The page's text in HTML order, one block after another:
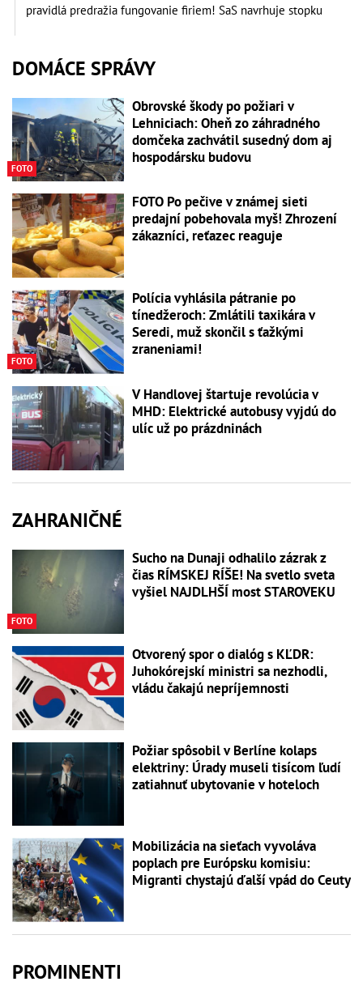
pravidlá predražia fungovanie firiem! SaS navrhuje stopku
DOMÁCE SPRÁVY
FOTO
Obrovské škody po požiari v
Lehniciach: Oheň zo záhradného
domčeka zachvátil susedný dom aj
hospodársku budovu
FOTO Po pečive v známej sieti
predajní pobehovala myš! Zhrození
zákazníci, reťazec reaguje
FOTO
Polícia vyhlásila pátranie po
tínedžeroch: Zmlátili taxikára v
Seredi, muž skončil s ťažkými
zraneniami!
V Handlovej štartuje revolúcia v
MHD: Elektrické autobusy vyjdú do
ulíc už po prázdninách
ZAHRANIČNÉ
FOTO
Sucho na Dunaji odhalilo zázrak z
čias RÍMSKEJ RÍŠE! Na svetlo sveta
vyšiel NAJDLHŠÍ most STAROVEKU
Otvorený spor o dialóg s KĽDR:
Juhokórejskí ministri sa nezhodli,
vládu čakajú nepríjemnosti
Požiar spôsobil v Berlíne kolaps
elektriny: Úrady museli tisícom ľudí
zatiahnuť ubytovanie v hoteloch
Mobilizácia na sieťach vyvoláva
poplach pre Európsku komisiu:
Migranti chystajú ďalší vpád do Ceuty
PROMINENTI